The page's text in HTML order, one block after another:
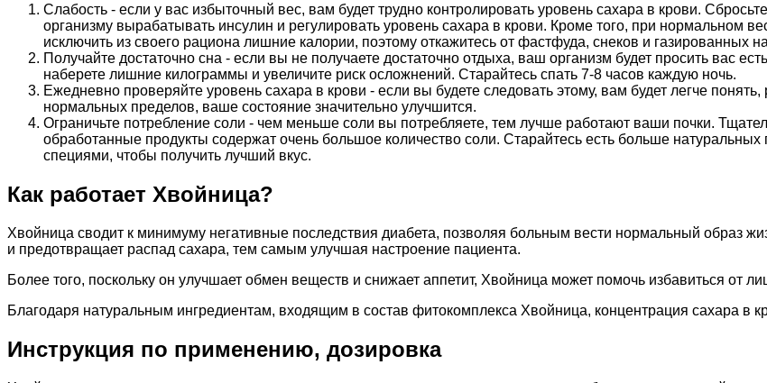
Слабость - если у вас избыточный вес, вам будет трудно контролировать уровень сахара в крови.
организму вырабатывать инсулин и регулировать уровень сахара в крови. Кроме того, при нормальном
исключить из своего рациона лишние калории, поэтому откажитесь от фастфуда, снеков и газированных
Получайте достаточно сна - если вы не получаете достаточно отдыха, ваш организм будет просить вас
наберете лишние килограммы и увеличите риск осложнений. Старайтесь спать 7-8 часов каждую ночь.
Ежедневно проверяйте уровень сахара в крови - если вы будете следовать этому, вам будет легче
нормальных пределов, ваше состояние значительно улучшится.
Ограничьте потребление соли - чем меньше соли вы потребляете, тем лучше работают ваши почки.
обработанные продукты содержат очень большое количество соли. Старайтесь есть больше
специями, чтобы получить лучший вкус.
Как работает Хвойница?
Хвойница сводит к минимуму негативные последствия диабета, позволяя больным вести нормальный образ
и предотвращает распад сахара, тем самым улучшая настроение пациента.
Более того, поскольку он улучшает обмен веществ и снижает аппетит, Хвойница может помочь избавиться от
Благодаря натуральным ингредиентам, входящим в состав фитокомплекса Хвойница, концентрация сахара в
Инструкция по применению, дозировка